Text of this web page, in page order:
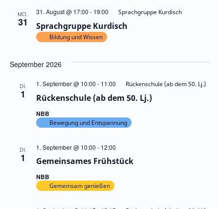
MO.
31 Sprachgruppe Kurdisch
31. August @ 17:00 - 19:00 Sprachgruppe Kurdisch
Bildung und Wissen
September 2026
DI.
1 Rückenschule (ab dem 50. Lj.)
1. September @ 10:00 - 11:00 Rückenschule (ab dem 50. Lj.)
NBB
Bewegung und Entspannung
DI.
1 Gemeinsames Frühstück
1. September @ 10:00 - 12:00
NBB
Gemeinsam genießen